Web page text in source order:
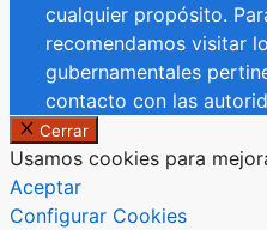
cualquier propósito.
recomendamos visitar
gubernamentales
contacto con las
Cerrar
Usamos cookies para
Aceptar
Configurar Cookies